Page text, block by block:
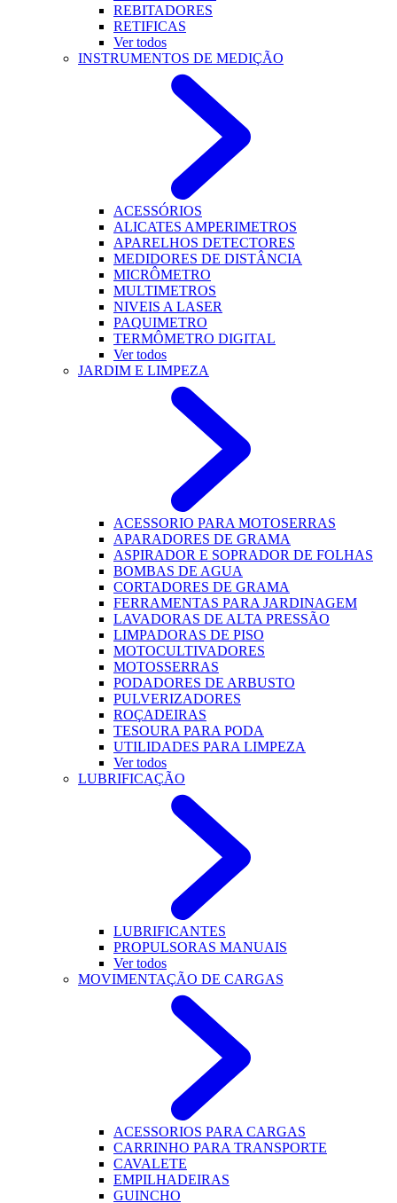
REBITADORES
RETIFICAS
Ver todos
INSTRUMENTOS DE MEDIÇÃO
ACESSÓRIOS
ALICATES AMPERIMETROS
APARELHOS DETECTORES
MEDIDORES DE DISTÂNCIA
MICRÔMETRO
MULTIMETROS
NIVEIS A LASER
PAQUIMETRO
TERMÔMETRO DIGITAL
Ver todos
JARDIM E LIMPEZA
ACESSORIO PARA MOTOSERRAS
APARADORES DE GRAMA
ASPIRADOR E SOPRADOR DE FOLHAS
BOMBAS DE AGUA
CORTADORES DE GRAMA
FERRAMENTAS PARA JARDINAGEM
LAVADORAS DE ALTA PRESSÃO
LIMPADORAS DE PISO
MOTOCULTIVADORES
MOTOSSERRAS
PODADORES DE ARBUSTO
PULVERIZADORES
ROÇADEIRAS
TESOURA PARA PODA
UTILIDADES PARA LIMPEZA
Ver todos
LUBRIFICAÇÃO
LUBRIFICANTES
PROPULSORAS MANUAIS
Ver todos
MOVIMENTAÇÃO DE CARGAS
ACESSORIOS PARA CARGAS
CARRINHO PARA TRANSPORTE
CAVALETE
EMPILHADEIRAS
GUINCHO